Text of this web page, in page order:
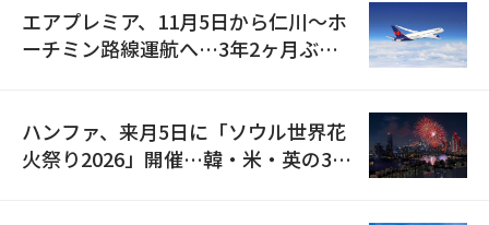
エアプレミア、11月5日から仁川〜ホ
ーチミン路線運航へ…3年2ヶ月ぶり
ハンファ、来月5日に「ソウル世界花
火祭り2026」開催…韓・米・英の3カ